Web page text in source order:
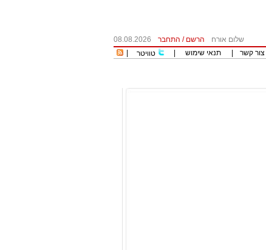
שלום אורח הרשם / התחבר
08.08.2026
צור קשר תנאי שימוש טוויטר